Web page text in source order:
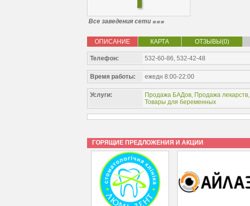
Все заведения сети
ОПИСАНИЕ КАРТА ОТЗЫВЫ(0)
Телефон: 532-60-86, 532-42-48
Время работы: ежедн 8:00-22:00
Услуги: Продажа БАДов, Продажа лекарств,
Товары для беременных
ГОРЯЩИЕ ПРЕДЛОЖЕНИЯ И АКЦИИ